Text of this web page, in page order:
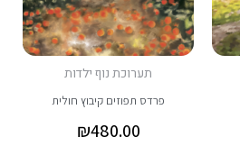
תערוכת נוף ילדות
פרדס תפוזים קיבוץ חולית
₪480.00